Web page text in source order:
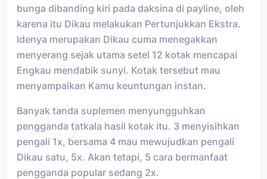
bunga dibanding kiri pada daksina di payline, oleh
karena itu Dikau melakukan Pertunjukkan Ekstra.
Idenya merupakan Dikau cuma menegakkan
menyerang sejak utama setel 12 kotak mencapai
Engkau mendabik sunyi. Kotak tersebut mau
menyampaikan Kamu keuntungan instan.
Banyak tanda suplemen menyungguhkan
pengganda tatkala hasil kotak itu. 3 menyisihkan
pengali 1x, bersama 4 mau mewujudkan pengali
Dikau satu, 5x. Akan tetapi, 5 cara bermanfaat
pengganda popular sedang 2x.